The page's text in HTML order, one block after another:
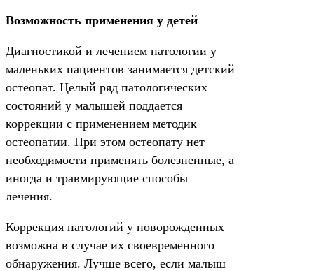
Возможность применения у детей
Диагностикой и лечением патологии у
маленьких пациентов занимается детский
остеопат. Целый ряд патологических
состояний у малышей поддается
коррекции с применением методик
остеопатии. При этом остеопату нет
необходимости применять болезненные, а
иногда и травмирующие способы
лечения.
Коррекция патологий у новорожденных
возможна в случае их своевременного
обнаружения. Лучше всего, если малыш